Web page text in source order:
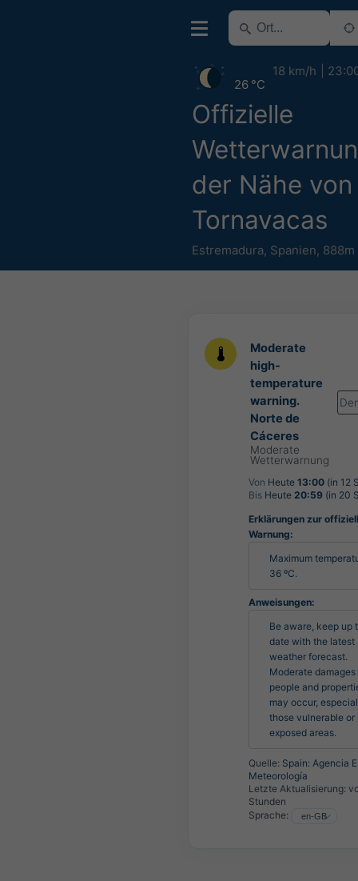
Offizielle
der Nähe von
Tornavacas
Estremadura, Spanien, 888m
26 °C
18 km/h
Moderate
high-
temperature
warning.
Norte de
Cáceres
Moderate
Wetterwarnung
Von Heute 13:00 (in 12
Bis Heute 20:59 (in 20
Erklärungen zur
Warnung:
Maximum
36 ºC.
Anweisungen:
Be aware, keep up
date with the latest
weather forecast.
Moderate damages
people and
may occur,
those vulnerable or
exposed areas.
Quelle: Spain: Agencia
Meteorología
Letzte Aktualisierung:
Stunden
Sprache: